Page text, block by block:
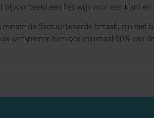
een fles wijn voor een klant en
de (factuur)waarde betaalt, zijn niet
werknemer hiervoor minimaal 80% van